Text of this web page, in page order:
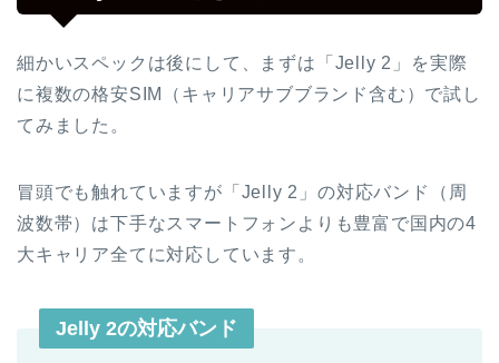
細かいスペックは後にして、まずは「Jelly 2」を実際
に複数の格安SIM（キャリアサブブランド含む）で試し
てみました。
冒頭でも触れていますが「Jelly 2」の対応バンド（周
波数帯）は下手なスマートフォンよりも豊富で国内の4
大キャリア全てに対応しています。
Jelly 2の対応バンド